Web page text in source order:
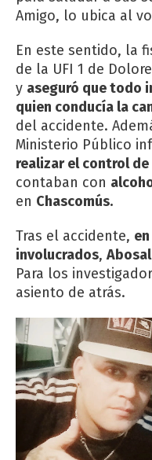
Amigo, lo ubica al
En este sentido, la
de la UFI 1 de
y aseguró que todo
quien conducía la
del accidente.
Ministerio Público
realizar el control
contaban con
en Chascomús.
Tras el accidente,
involucrados,
Para los
asiento de atrás.